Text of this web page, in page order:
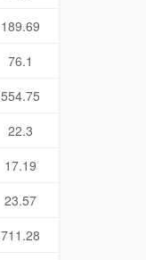
189.69
76.1
554.75
22.3
17.19
23.57
711.28